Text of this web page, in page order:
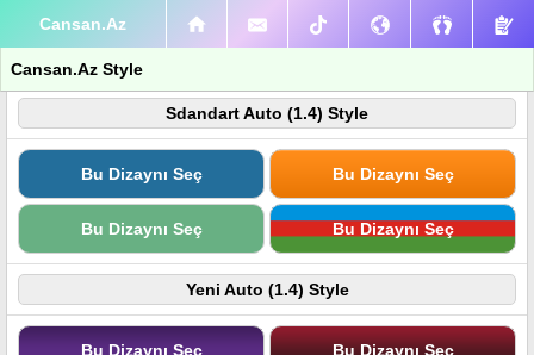
Cansan.Az
Cansan.Az Style
Sdandart Auto (1.4) Style
Bu Dizaynı Seç Bu Dizaynı Seç
Bu Dizaynı Seç Bu Dizaynı Seç
Yeni Auto (1.4) Style
Bu Dizaynı Seç Bu Dizaynı Seç